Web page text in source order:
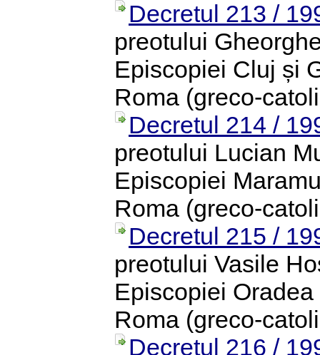
Decretul 213 /
preotului
Episcopiei Cluj și
Roma (greco-
Decretul 214 /
preotului Lucian
Episcopiei
Roma (greco-
Decretul 215 /
preotului Vasile
Episcopiei
Roma (greco-
Decretul 216 /